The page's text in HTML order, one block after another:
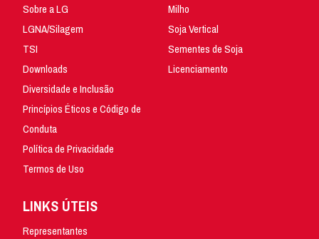
Sobre a LG
LGNA/Silagem
TSI
Downloads
Diversidade e Inclusão
Princípios Éticos e Código de
Conduta
Política de Privacidade
Termos de Uso
Milho
Soja Vertical
Sementes de Soja
Licenciamento
LINKS ÚTEIS
Representantes